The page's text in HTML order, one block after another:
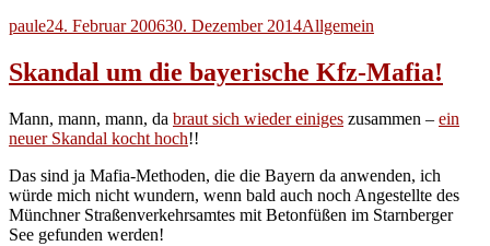
Autor
pauleVeröffentlicht
24. Februar 200630. Dezember 2014Kategorien
Allgemein
Skandal um die bayerische Kfz-Mafia!
Mann, mann, mann, da braut sich wieder einiges zusammen – ein
neuer Skandal kocht hoch!!
Das sind ja Mafia-Methoden, die die Bayern da anwenden, ich
würde mich nicht wundern, wenn bald auch noch Angestellte des
Münchner Straßenverkehrsamtes mit Betonfüßen im Starnberger
See gefunden werden!